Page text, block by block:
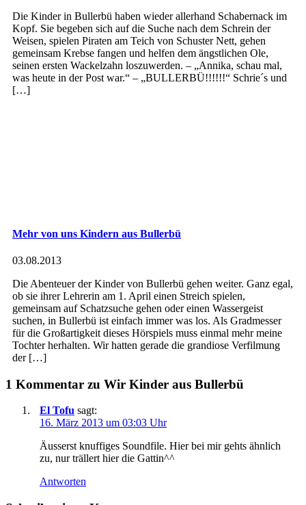
Die Kinder in Bullerbü haben wieder allerhand Schabernack im
Kopf. Sie begeben sich auf die Suche nach dem Schrein der
Weisen, spielen Piraten am Teich von Schuster Nett, gehen
gemeinsam Krebse fangen und helfen dem ängstlichen Ole,
seinen ersten Wackelzahn loszuwerden. – „Annika, schau mal,
was heute in der Post war.“ – „BULLERBÜ!!!!!!“ Schrie´s und
[…]
Mehr von uns Kindern aus Bullerbü
03.08.2013
Die Abenteuer der Kinder von Bullerbü gehen weiter. Ganz egal,
ob sie ihrer Lehrerin am 1. April einen Streich spielen,
gemeinsam auf Schatzsuche gehen oder einen Wassergeist
suchen, in Bullerbü ist einfach immer was los. Als Gradmesser
für die Großartigkeit dieses Hörspiels muss einmal mehr meine
Tochter herhalten. Wir hatten gerade die grandiose Verfilmung
der […]
1 Kommentar zu Wir Kinder aus Bullerbü
El Tofu sagt:
16. März 2013 um 03:03 Uhr
Äusserst knuffiges Soundfile. Hier bei mir gehts ähnlich
zu, nur trällert hier die Gattin^^
Antworten